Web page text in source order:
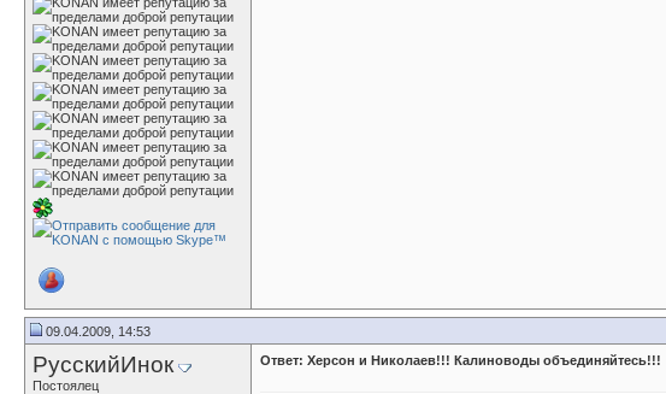
09.04.2009, 14:53
РусскийИнок
Постоялец
Ответ: Херсон и Николаев!!! Калиноводы объединяйтесь!!!